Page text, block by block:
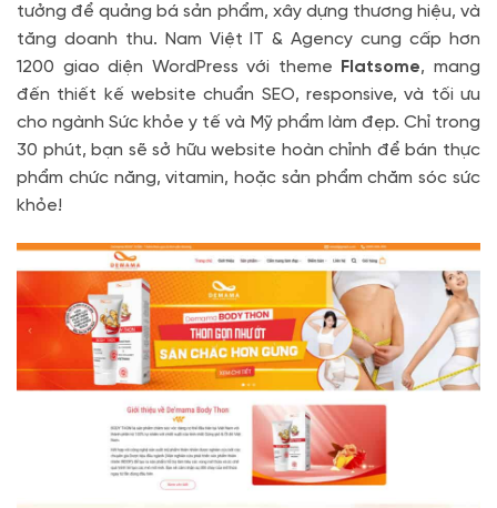
tưởng để quảng bá sản phẩm, xây dựng thương hiệu, và
tăng doanh thu. Nam Việt IT & Agency cung cấp hơn
1200 giao diện WordPress với theme
Flatsome, mang
đến thiết kế website chuẩn SEO, responsive, và tối ưu
cho ngành Sức khỏe y tế và Mỹ phẩm làm đẹp. Chỉ trong
30 phút, bạn sẽ sở hữu website hoàn chỉnh để bán thực
phẩm chức năng, vitamin, hoặc sản phẩm chăm sóc sức
khỏe!